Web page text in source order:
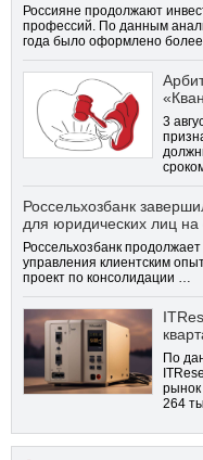
Россияне продолжают
профессий. По данным
года было оформлено
3
Россельхозбанк
для юридических лиц
Россельхозбанк
управления клиентским
проект по консолидации …
По
рынок
264